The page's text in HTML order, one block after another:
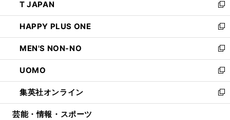
く
で
開
く
ド
ウ
で
開
く
ィ
ン
ド
ウ
で
開
く
い
ウ
ィ
ン
ド
ウ
で
開
く
T JAPAN
新
し
い
ウ
ィ
ン
ド
ウ
で
開
HAPPY PLUS ONE
新
し
い
ウ
ィ
ン
ド
ウ
MEN'S NON-NO
新
し
い
ウ
ィ
ン
UOMO
新
し
い
ウ
集英社オンライン
新
し
芸能・情報・スポーツ